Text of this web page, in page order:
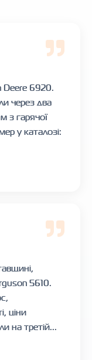
Deere 6920.
через два
з гарячої
у каталозі:
5610.
ціни
на третій...